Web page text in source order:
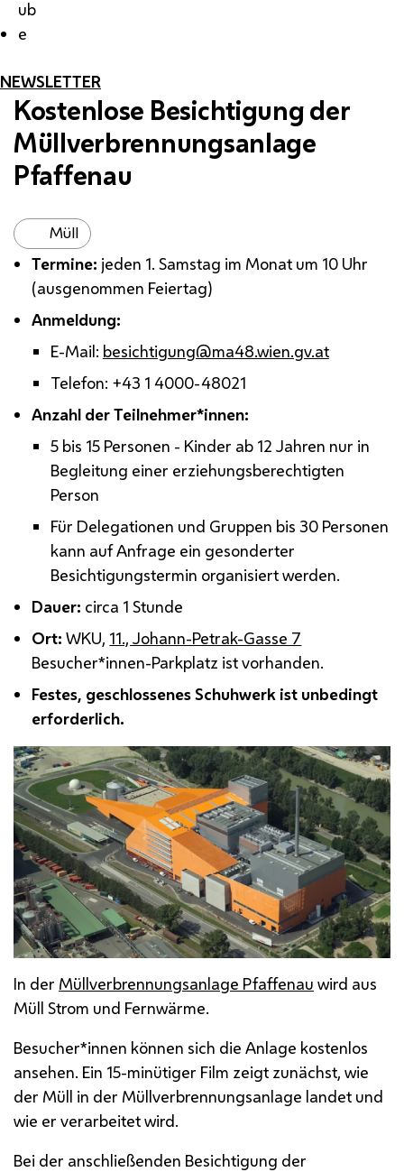
ub
e
NEWSLETTER
Kostenlose Besichtigung der
Müllverbrennungsanlage
Pfaffenau
Müll
Termine: jeden 1. Samstag im Monat um 10 Uhr
(ausgenommen Feiertag)
Anmeldung:
E-Mail: besichtigung@ma48.wien.gv.at
Telefon: +43 1 4000-48021
Anzahl der Teilnehmer*innen:
5 bis 15 Personen - Kinder ab 12 Jahren nur in
Begleitung einer erziehungsberechtigten
Person
Für Delegationen und Gruppen bis 30 Personen
kann auf Anfrage ein gesonderter
Besichtigungstermin organisiert werden.
Dauer: circa 1 Stunde
Ort: WKU, 11., Johann-Petrak-Gasse 7
Besucher*innen-Parkplatz ist vorhanden.
Festes, geschlossenes Schuhwerk ist unbedingt
erforderlich.
In der Müllverbrennungsanlage Pfaffenau wird aus
Müll Strom und Fernwärme.
Besucher*innen können sich die Anlage kostenlos
ansehen. Ein 15-minütiger Film zeigt zunächst, wie
der Müll in der Müllverbrennungsanlage landet und
wie er verarbeitet wird.
Bei der anschließenden Besichtigung der